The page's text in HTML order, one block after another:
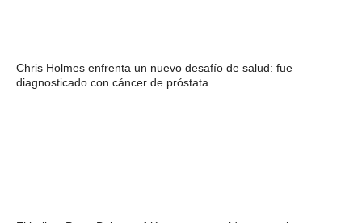
Chris Holmes enfrenta un nuevo desafío de salud: fue
diagnosticado con cáncer de próstata